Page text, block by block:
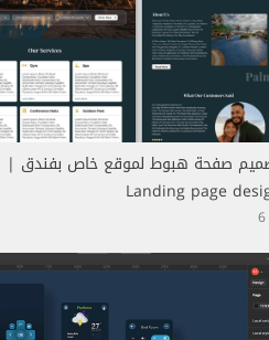
صفحة هبوط لموقع خاص بفندق |
Landing page
6